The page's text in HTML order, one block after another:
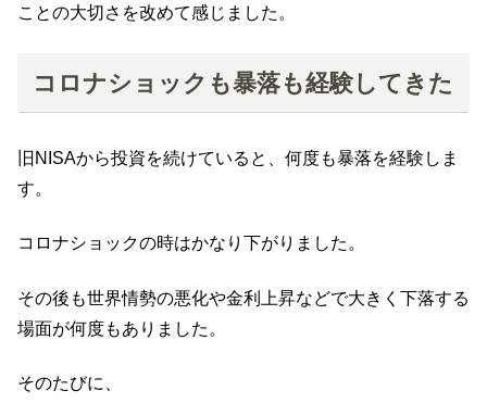
ことの大切さを改めて感じました。
コロナショックも暴落も経験してきた
旧NISAから投資を続けていると、何度も暴落を経験しま
す。
コロナショックの時はかなり下がりました。
その後も世界情勢の悪化や金利上昇などで大きく下落する
場面が何度もありました。
そのたびに、